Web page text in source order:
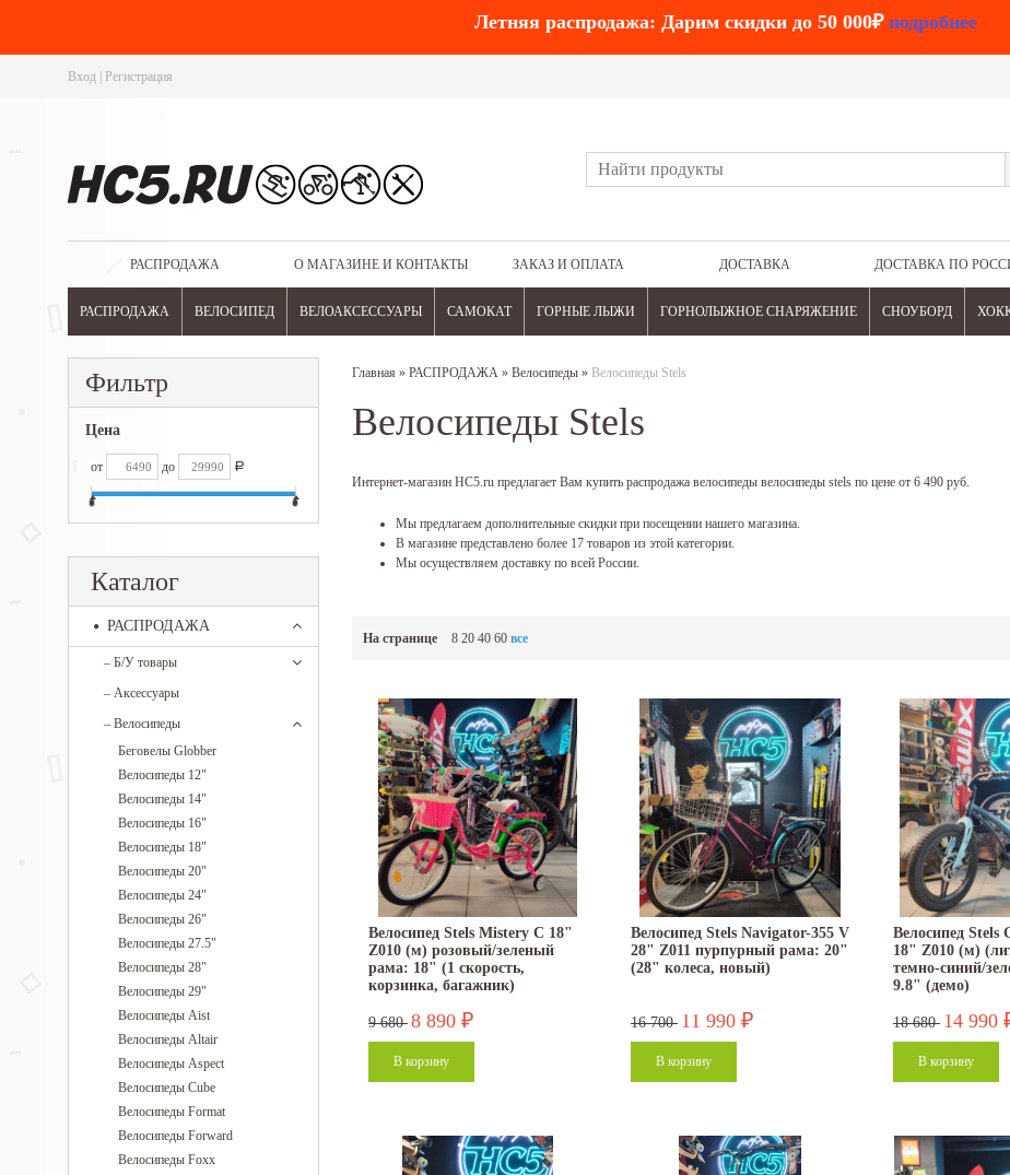
Летняя распродажа: Дарим скидки до 50 000₽ подробнее
Вход Регистрация
РАСПРОДАЖА О МАГАЗИНЕ И КОНТАКТЫ ЗАКАЗ И ОПЛАТА ДОСТАВКА ДОСТАВКА ПО
РАСПРОДАЖА ВЕЛОСИПЕД ВЕЛОАКСЕССУАРЫ САМОКАТ ГОРНЫЕ ЛЫЖИ ГОРНОЛЫЖНОЕ СНАРЯЖЕНИЕ СНОУБОРД
Фильтр
Цена
от до Р
Каталог
РАСПРОДАЖА
– Б/У товары
– Аксессуары
– Велосипеды
Беговелы Globber
Велосипеды 12"
Велосипеды 14"
Велосипеды 16"
Велосипеды 18"
Велосипеды 20"
Велосипеды 24"
Велосипеды 26"
Велосипеды 27.5"
Велосипеды 28"
Велосипеды 29"
Велосипеды Aist
Велосипеды Altair
Велосипеды Aspect
Велосипеды Cube
Велосипеды Format
Велосипеды Forward
Велосипеды Foxx
Главная » РАСПРОДАЖА » Велосипеды » Велосипеды Stels
Велосипеды Stels
Интернет-магазин HC5.ru предлагает Вам купить распродажа велосипеды велосипеды stels по цене от 6 490 руб.
Мы предлагаем дополнительные скидки при посещении нашего магазина.
В магазине представлено более 17 товаров из этой категории.
Мы осуществляем доставку по всей России.
На странице 8 20 40 60 все
Велосипед Stels Mistery C 18"
Z010 (м) розовый/зеленый
рама: 18" (1 скорость,
корзинка, багажник)
9 680 8 890 ₽
Велосипед Stels Navigator-355 V
28" Z011 пурпурный рама: 20"
(28" колеса, новый)
16 700 11 990 ₽
Велосипед Stels
18" Z010 (м)
темно-синий/
9.8" (демо)
18 680 14 990